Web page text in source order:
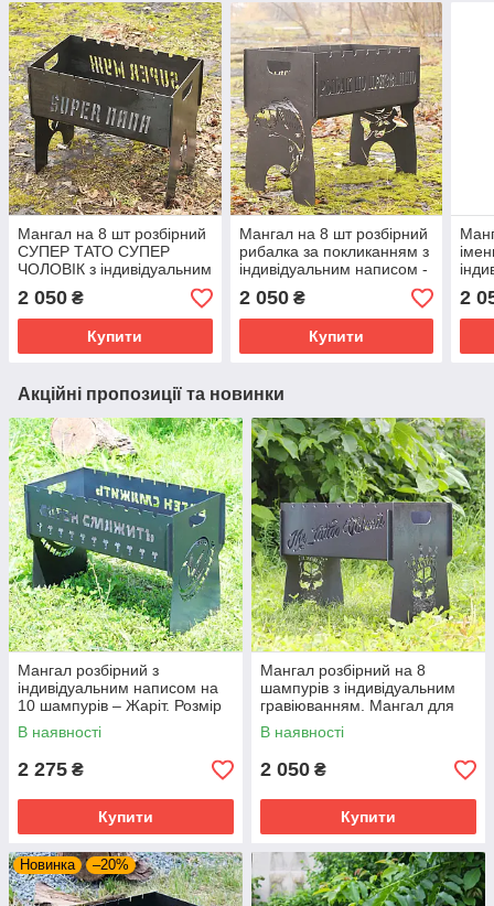
Мангал на 8 шт розбірний
СУПЕР ТАТО СУПЕР
ЧОЛОВІК з індивідуальним
написом - на подарунок.
Подарунковий мангал
2 050 ₴
Купити
Мангал на 8 шт розбірний
рибалка за покликанням з
індивідуальним написом -
Подарунковий мангал
2 050₴
Купити
2
Акційні пропозиції та новинки
Мангал розбірний з
індивідуальним написом на
10 шампурів – Жаріт. Розмір
– 500х300х440 мм
В наявності
2 275 ₴
Купити
Мангал розбірний на 8
шампурів з індивідуальним
гравіюванням. Мангал для
подарунка
В наявності
2 050 ₴
Купити
Новинка –20%